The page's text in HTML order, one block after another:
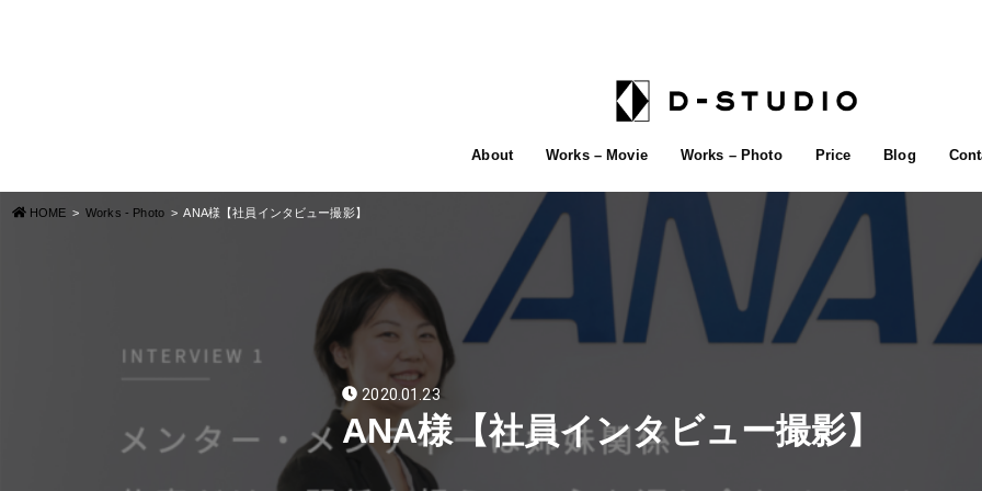
About Works – Movie Works – Photo Price Blog
HOME Works - Photo ANA様【社員インタビュー撮影】
2020.01.23
ANA様【社員インタビュー撮影】